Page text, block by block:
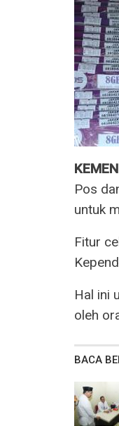
Pos
untuk
Fitur
Hal ini
oleh
BACA